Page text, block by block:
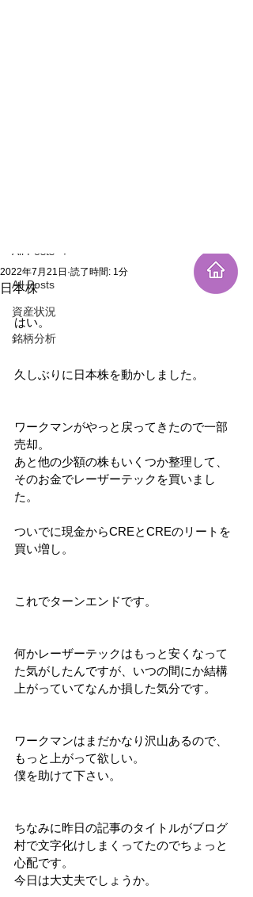
All Posts
資産状況
銘柄分析
All Posts
日本株
2022年7月21日 読了時間: 1分
はい。
久しぶりに日本株を動かしました。
ワークマンがやっと戻ってきたので一部
売却。
あと他の少額の株もいくつか整理して、
そのお金でレーザーテックを買いまし
た。
ついでに現金からCREとCREのリートを
買い増し。
これでターンエンドです。
何かレーザーテックはもっと安くなって
た気がしたんですが、いつの間にか結構
上がっていてなんか損した気分です。
ワークマンはまだかなり沢山あるので、
もっと上がって欲しい。
僕を助けて下さい。
ちなみに昨日の記事のタイトルがブログ
村で文字化けしまくってたのでちょっと
心配です。
今日は大丈夫でしょうか。